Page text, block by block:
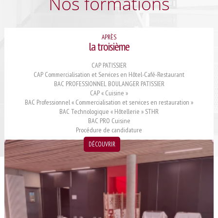
Procédure de candidature
CAP « Cuisine »
BAC Professionnel « boulanger pâtissier »
BAC Professionnel « Commercialisation et services en restauration »
BAC PRO Cuisine
BAC Technologique « Hôtellerie »
Après le baccalauréat
Procédure de candidature et d’inscription
Année de Mise à Niveau
BTS Management en Hôtellerie-Restauration
BTS Tourisme
Les certificats de spécialisation en un an
APRÈS
la troisième
CAP PATISSIER
CAP Commercialisation et Services en Hôtel-Café-Restaurant
BAC PROFESSIONNEL BOULANGER PATISSIER
CAP « Cuisine »
BAC Professionnel « Commercialisation et services en restauration »
BAC Technologique « Hôtellerie » STHR
BAC PRO Cuisine
Procédure de candidature
DÉCOUVRIR